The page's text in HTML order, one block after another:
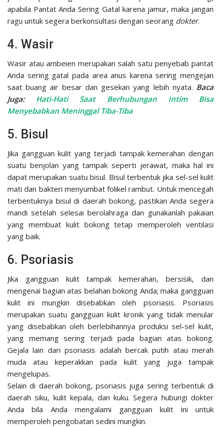
apabila Pantat Anda Sering Gatal karena jamur, maka jangan
ragu untuk segera berkonsultasi dengan seorang dokter.
4. Wasir
Wasir atau ambeien merupakan salah satu penyebab pantat
Anda sering gatal pada area anus karena sering mengejan
saat buang air besar dan gesekan yang lebih nyata. Baca
Juga: Hati-Hati Saat Berhubungan Intim Bisa
Menyebabkan Meninggal Tiba-Tiba
5. Bisul
Jika gangguan kulit yang terjadi tampak kemerahan dengan
suatu benjolan yang tampak seperti jerawat, maka hal ini
dapat merupakan suatu bisul. Bisul terbentuk jika sel-sel kulit
mati dan bakteri menyumbat folikel rambut. Untuk mencegah
terbentuknya bisul di daerah bokong, pastikan Anda segera
mandi setelah selesai berolahraga dan gunakanlah pakaian
yang membuat kulit bokong tetap memperoleh ventilasi
yang baik.
6. Psoriasis
Jika gangguan kulit tampak kemerahan, bersisik, dan
mengenai bagian atas belahan bokong Anda; maka gangguan
kulit ini mungkin disebabkan oleh psoriasis. Psoriasis
merupakan suatu gangguan kulit kronik yang tidak menular
yang disebabkan oleh berlebihannya produksi sel-sel kulit,
yang memang sering terjadi pada bagian atas bokong.
Gejala lain dari psoriasis adalah bercak putih atau merah
muda atau keperakkan pada kulit yang juga tampak
mengelupas.
Selain di daerah bokong, psoriasis juga sering terbentuk di
daerah siku, kulit kepala, dan kuku. Segera hubungi dokter
Anda bila Anda mengalami gangguan kulit ini untuk
memperoleh pengobatan sedini mungkin.